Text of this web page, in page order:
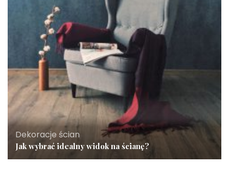
Dekoracje ścian
Jak wybrać idealny widok na ścianę?